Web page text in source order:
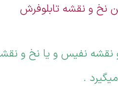
نخ و نقشه تابلوفرش
نقشه نفیس و یا نخ و
.